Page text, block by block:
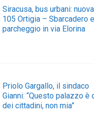
Siracusa, bus urbani:
105 Ortigia – Sbarcadero e
parcheggio in via Elorina
Priolo Gargallo, il sindaco
Gianni: “Questo palazzo è
dei cittadini, non mia”